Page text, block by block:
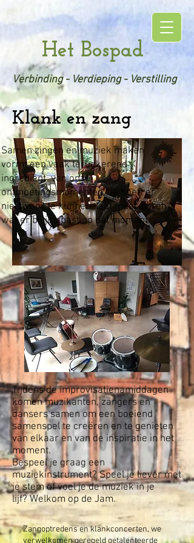
Het Bospad
Verbinding - Verdieping - Verstilling
Klank en zang
Samen zingen en muziek maken
vormt een vaak terugkerend
ingrediënt van onze
ontmoetingsmomenten. Je hoeft er
niets voor te kunnen, laat maar horen
wat er bij jou past op dat moment.
Tijdens de improvisatienamiddagen
komen muzikanten, zangers en
dansers samen om een boeiend
samenspel te creëren en te genieten
van elkaar en van de inspiratie in het
moment.
Bespeel je graag een
muziekinstrument? Speel je liever met
je stem of voel je de muziek in je
lijf?Welkom op de Jam.
Zangoptredens en klankconcerten, we
verwelkomen geregeld getalenteerde